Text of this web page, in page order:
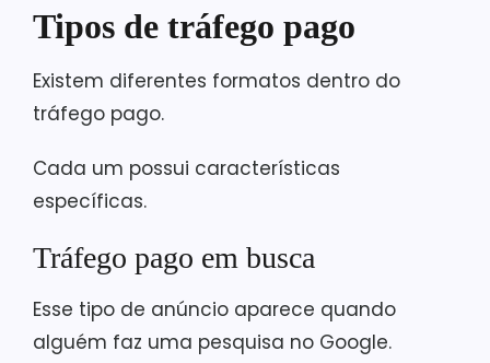
Tipos de tráfego pago
Existem diferentes formatos dentro do
tráfego pago.
Cada um possui características
específicas.
Tráfego pago em busca
Esse tipo de anúncio aparece quando
alguém faz uma pesquisa no Google.